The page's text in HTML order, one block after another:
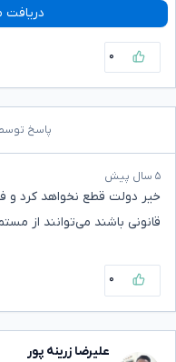
دریافت
۰
پاسخ توسط
۵ سال پیش
خیر دولت قطع نخواهد کرد و
قانونی باشند می‌توانند از
۰
علیرضا زرینه پور